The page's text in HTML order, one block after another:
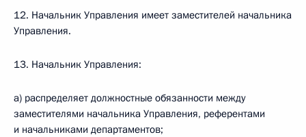
12. Начальник Управления имеет заместителей начальника
Управления.
13. Начальник Управления:
а) распределяет должностные обязанности между
заместителями начальника Управления, референтами
и начальниками департаментов;